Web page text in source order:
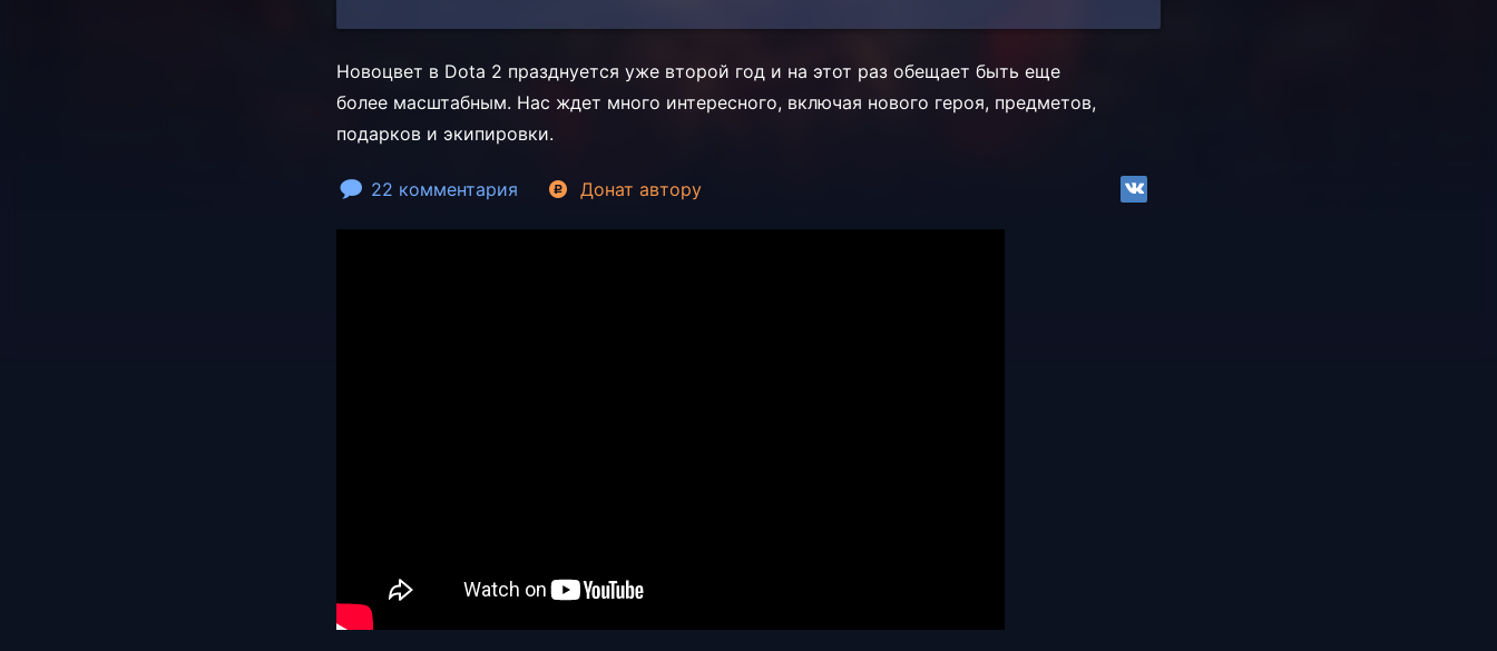
Новоцвет в Dota 2 празднуется уже второй год и на этот раз обещает быть еще
более масштабным. Нас ждет много интересного, включая нового героя, предметов,
подарков и экипировки.
22 комментария Донат автору